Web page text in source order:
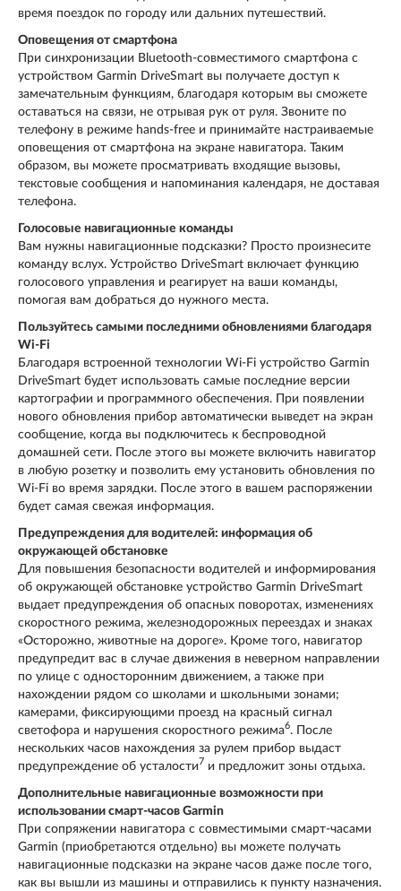
время поездок по городу или дальних путешествий.
Оповещения от смартфона
При синхронизации Bluetooth-совместимого смартфона с
устройством Garmin DriveSmart вы получаете доступ к
замечательным функциям, благодаря которым вы сможете
оставаться на связи, не отрывая рук от руля. Звоните по
телефону в режиме hands-free и принимайте настраиваемые
оповещения от смартфона на экране навигатора. Таким
образом, вы можете просматривать входящие вызовы,
текстовые сообщения и напоминания календаря, не доставая
телефона.
Голосовые навигационные команды
Вам нужны навигационные подсказки? Просто произнесите
команду вслух. Устройство DriveSmart включает функцию
голосового управления и реагирует на ваши команды,
помогая вам добраться до нужного места.
Пользуйтесь самыми последними обновлениями благодаря
Wi-Fi
Благодаря встроенной технологии Wi-Fi устройство Garmin
DriveSmart будет использовать самые последние версии
картографии и программного обеспечения. При появлении
нового обновления прибор автоматически выведет на экран
сообщение, когда вы подключитесь к беспроводной
домашней сети. После этого вы можете включить навигатор
в любую розетку и позволить ему установить обновления по
Wi-Fi во время зарядки. После этого в вашем распоряжении
будет самая свежая информация.
Предупреждения для водителей: информация об
окружающей обстановке
Для повышения безопасности водителей и информирования
об окружающей обстановке устройство Garmin DriveSmart
выдает предупреждения об опасных поворотах, изменениях
скоростного режима, железнодорожных переездах и знаках
«Осторожно, животные на дороге». Кроме того, навигатор
предупредит вас в случае движения в неверном направлении
по улице с односторонним движением, а также при
нахождении рядом со школами и школьными зонами;
камерами, фиксирующими проезд на красный сигнал
светофора и нарушения скоростного режима6. После
нескольких часов нахождения за рулем прибор выдаст
предупреждение об усталости7 и предложит зоны отдыха.
Дополнительные навигационные возможности при
использовании смарт-часов Garmin
При сопряжении навигатора с совместимыми смарт-часами
Garmin (приобретаются отдельно) вы можете получать
навигационные подсказки на экране часов даже после того,
как вы вышли из машины и отправились к пункту назначения.